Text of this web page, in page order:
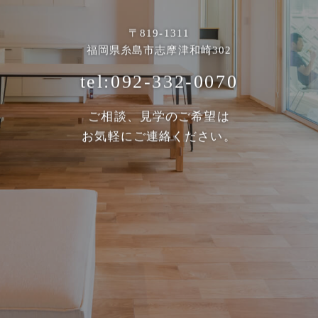
〒819-1311
福岡県糸島市志摩津和崎302
tel:092-332-0070
ご相談、見学のご希望は
お気軽にご連絡ください。